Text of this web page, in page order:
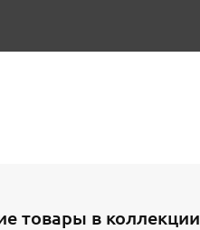
товары в коллекции